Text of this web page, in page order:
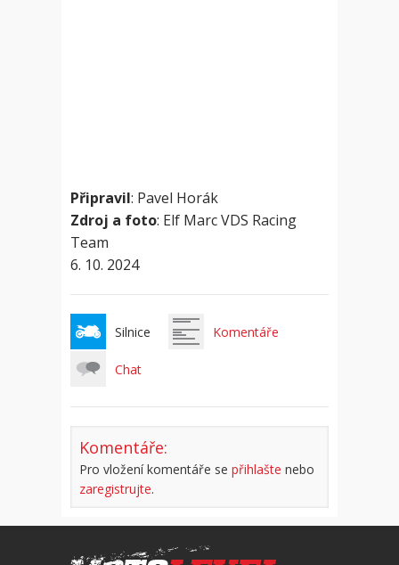
Připravil: Pavel Horák
Zdroj a foto: Elf Marc VDS Racing
Team
6. 10. 2024
Silnice Komentáře
Chat
Komentáře:
Pro vložení komentáře se přihlašte nebo
zaregistrujte.